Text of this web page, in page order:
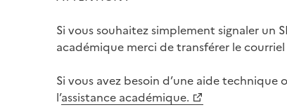
Si vous souhaitez simplement signaler un
académique merci de transférer le
Si vous avez besoin d’une aide
l’assistance académique.